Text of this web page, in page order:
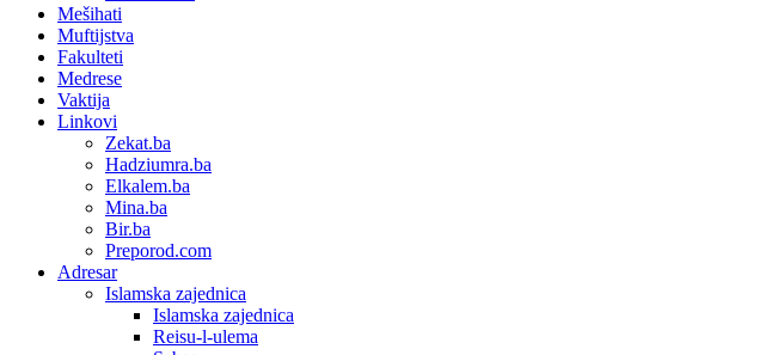
Mešihati
Muftijstva
Fakulteti
Medrese
Vaktija
Linkovi
Zekat.ba
Hadziumra.ba
Elkalem.ba
Mina.ba
Bir.ba
Preporod.com
Adresar
Islamska zajednica
Islamska zajednica
Reisu-l-ulema